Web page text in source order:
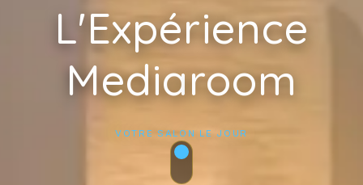
L'Expérience
Mediaroom
VOTRE SALON LE JOUR
1. Choisissez un jour (Lun - Ven) :